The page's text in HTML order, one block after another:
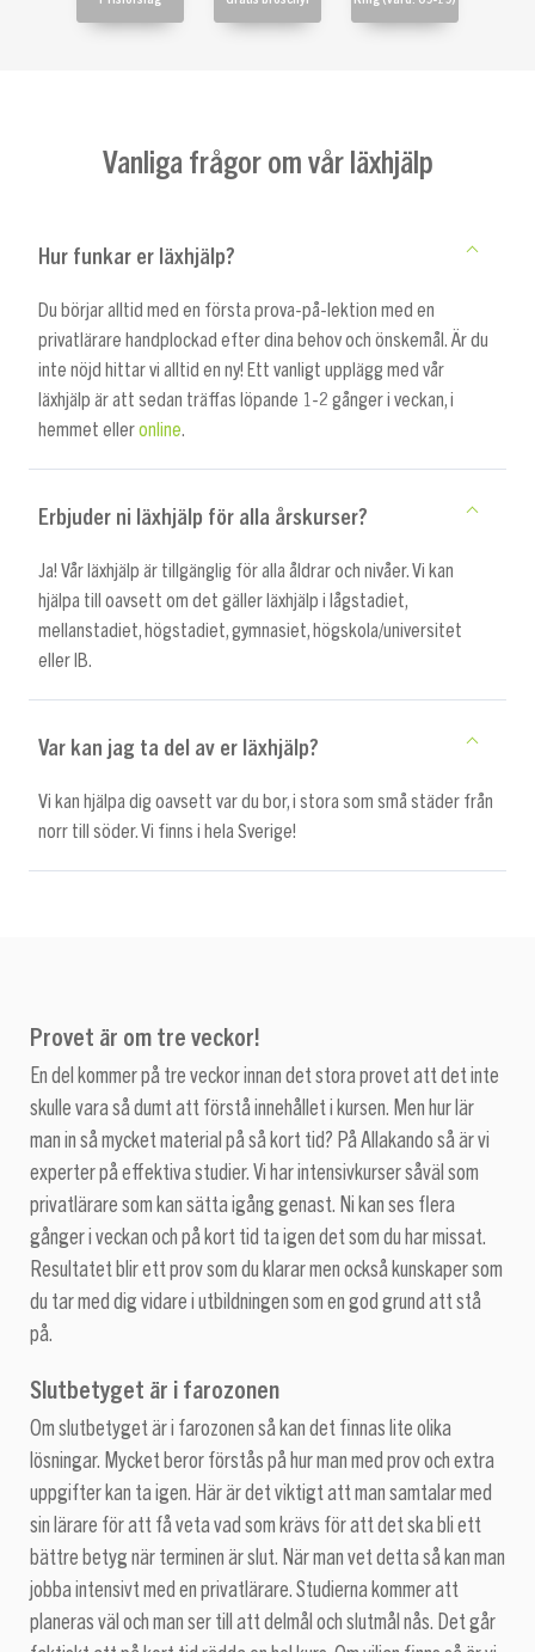
Vanliga frågor om vår läxhjälp
Hur funkar er läxhjälp?
Du börjar alltid med en första prova-på-lektion med en
privatlärare handplockad efter dina behov och önskemål. Är du
inte nöjd hittar vi alltid en ny! Ett vanligt upplägg med vår
läxhjälp är att sedan träffas löpande 1-2 gånger i veckan, i
hemmet elleronline.
Erbjuder ni läxhjälp för alla årskurser?
Ja! Vår läxhjälp är tillgänglig för alla åldrar och nivåer. Vi kan
hjälpa till oavsett om det gäller läxhjälp i lågstadiet,
mellanstadiet, högstadiet, gymnasiet, högskola/universitet
eller IB.
Var kan jag ta del av er läxhjälp?
Vi kan hjälpa dig oavsett var du bor, i stora som små städer från
norr till söder. Vi finns i hela Sverige!
Provet är om tre veckor!
En del kommer på tre veckor innan det stora provet att det inte
skulle vara så dumt att förstå innehållet i kursen. Men hur lär
man in så mycket material på så kort tid? På Allakando så är vi
experter på effektiva studier. Vi har intensivkurser såväl som
privatlärare som kan sätta igång genast. Ni kan ses flera
gånger i veckan och på kort tid ta igen det som du har missat.
Resultatet blir ett prov som du klarar men också kunskaper som
du tar med dig vidare i utbildningen som en god grund att stå
på.
Slutbetyget är i farozonen
Om slutbetyget är i farozonen så kan det finnas lite olika
lösningar. Mycket beror förstås på hur man med prov och extra
uppgifter kan ta igen. Här är det viktigt att man samtalar med
sin lärare för att få veta vad som krävs för att det ska bli ett
bättre betyg när terminen är slut. När man vet detta så kan man
jobba intensivt med en privatlärare. Studierna kommer att
planeras väl och man ser till att delmål och slutmål nås. Det går